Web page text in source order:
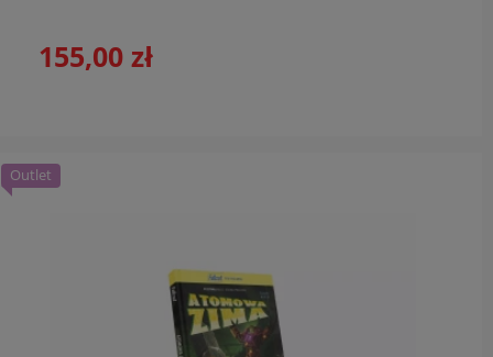
155,00 zł
Outlet